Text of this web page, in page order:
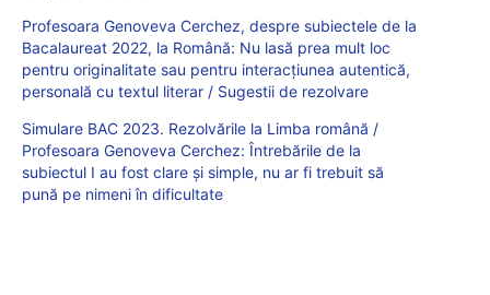
Profesoara Genoveva Cerchez, despre subiectele de la
Bacalaureat 2022, la Română: Nu lasă prea mult loc
pentru originalitate sau pentru interacțiunea autentică,
personală cu textul literar / Sugestii de rezolvare
Simulare BAC 2023. Rezolvările la Limba română /
Profesoara Genoveva Cerchez: Întrebările de la
subiectul I au fost clare și simple, nu ar fi trebuit să
pună pe nimeni în dificultate